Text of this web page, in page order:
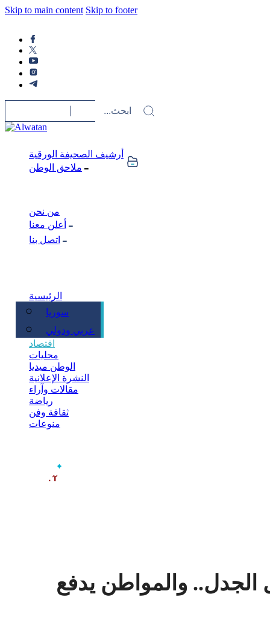
Skip to main content Skip to footer
أرشيف الصحيفة الورقية
ملاحق الوطن
من نحن
أعلن معنا
اتصل بنا
الرئيسية
سوريا
عربي ودولي
اقتصاد
محليات
الوطن ميديا
النشرة الإعلانية
مقالات وآراء
رياضة
ثقافة وفن
منوعات
‫آخر
الجدل.. والمواطن يدفع